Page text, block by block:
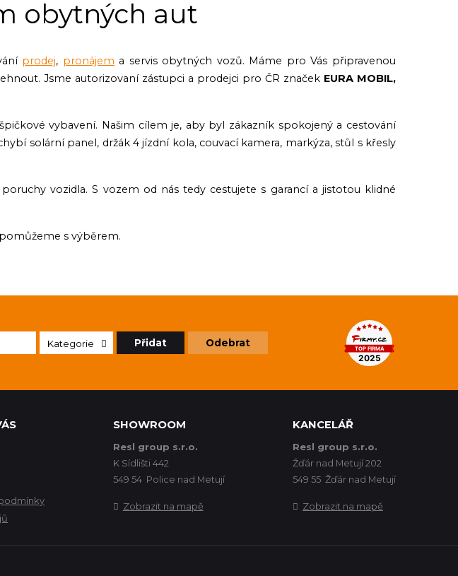
obytných aut
prodej, pronájem a servis obytných vozů. Máme pro Vás připravenou
Jsme autorizovaní zástupci a prodejci pro ČR značek EURA MOBIL,
vybavení. Našim cílem je, aby byl zákazník spokojený a cestování
solární panel, držák 4 jízdní kola, couvací kamera, markýza, stůl s křesly
vozidla. S vozem od nás tedy cestujete s garancí a jistotou klidné
s výběrem.
Kategorie Přidat Odebrat
SHOWROOM
Resl group s.r.o.
K Sídlišti 442
549 54 Police nad Metují
Zobrazit na mapě
KANCELÁŘ
Resl group s.r.o.
Žďár nad Metují 202
549 55 Žďár nad Metují
Zobrazit na mapě